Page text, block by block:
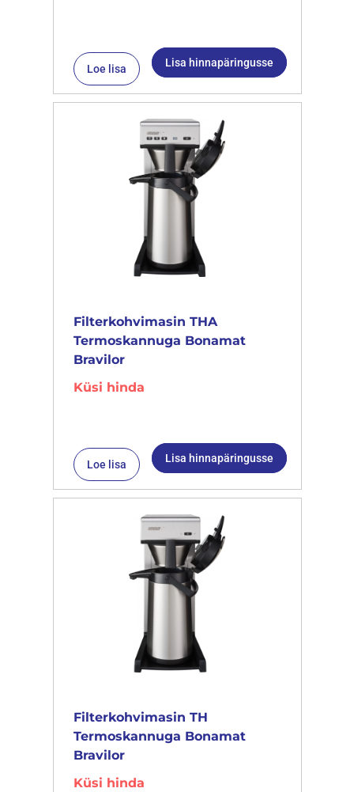
Loe lisa Lisa hinnapäringusse
Filterkohvimasin THA
Termoskannuga Bonamat
Bravilor
Küsi hinda
Loe lisa Lisa hinnapäringusse
Filterkohvimasin TH
Termoskannuga Bonamat
Bravilor
Küsi hinda